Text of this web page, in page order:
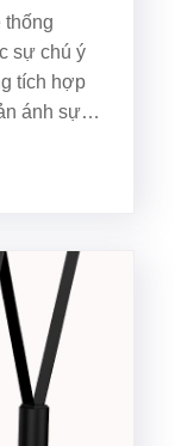
thống
sự chú ý
tích hợp
ánh sự
năng